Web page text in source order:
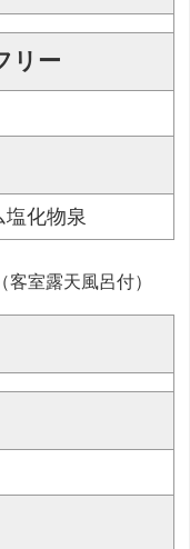
リー
化物泉
室露天風呂付）